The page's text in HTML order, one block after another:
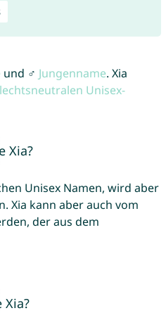
und ♂ Jungenname. Xia
Unisex-
Xia?
Unisex Namen, wird aber
Xia kann aber auch vom
der aus dem